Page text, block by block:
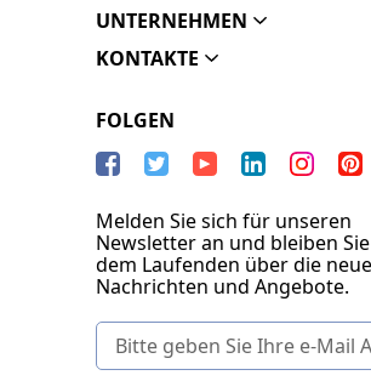
UNTERNEHMEN
KONTAKTE
FOLGEN
Melden Sie sich für unseren
Newsletter an und bleiben
dem Laufenden über die
Nachrichten und Angebote.